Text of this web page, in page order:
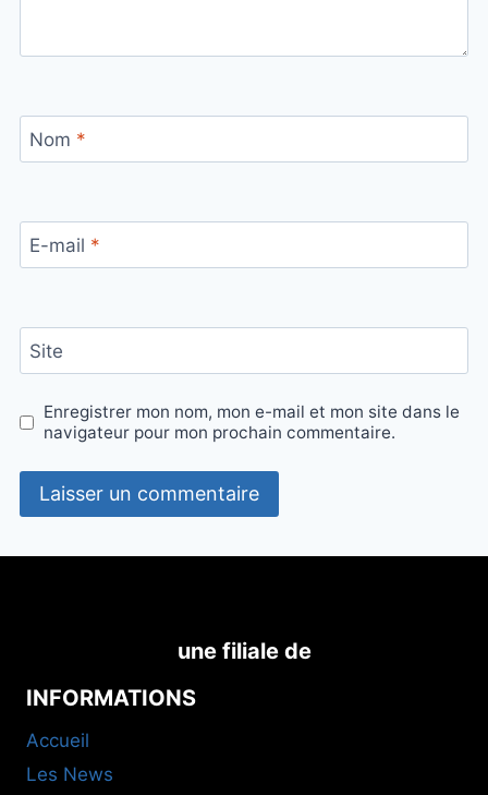
Nom *
E-mail *
Site
Enregistrer mon nom, mon e-mail et mon site dans le
navigateur pour mon prochain commentaire.
une filiale de
INFORMATIONS
Accueil
Les News